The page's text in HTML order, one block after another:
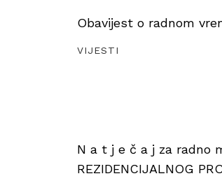
Obavijest o radnom
VIJESTI
N a t j e č a j za radno
REZIDENCIJALNOG